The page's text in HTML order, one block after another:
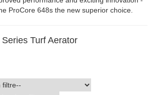
ProCore 648s the new superior choice.
Turf Aerator